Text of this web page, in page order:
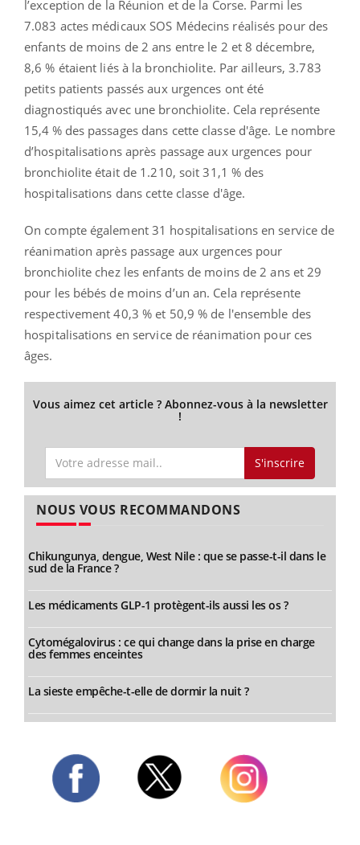
l’exception de la Réunion et de la Corse. Parmi les
7.083 actes médicaux SOS Médecins réalisés pour des
enfants de moins de 2 ans entre le 2 et 8 décembre,
8,6 % étaient liés à la bronchiolite. Par ailleurs, 3.783
petits patients passés aux urgences ont été
diagnostiqués avec une bronchiolite. Cela représente
15,4 % des passages dans cette classe d'âge. Le nombre
d’hospitalisations après passage aux urgences pour
bronchiolite était de 1.210, soit 31,1 % des
hospitalisations dans cette classe d'âge.
On compte également 31 hospitalisations en service de
réanimation après passage aux urgences pour
bronchiolite chez les enfants de moins de 2 ans et 29
pour les bébés de moins d’un an. Cela représente
respectivement 40,3 % et 50,9 % de l'ensemble des
hospitalisations en service de réanimation pour ces
âges.
Vous aimez cet article ? Abonnez-vous à la newsletter
!
S'inscrire
NOUS VOUS RECOMMANDONS
Chikungunya, dengue, West Nile : que se passe-t-il dans le
sud de la France ?
Les médicaments GLP-1 protègent-ils aussi les os ?
Cytomégalovirus : ce qui change dans la prise en charge
des femmes enceintes
La sieste empêche-t-elle de dormir la nuit ?